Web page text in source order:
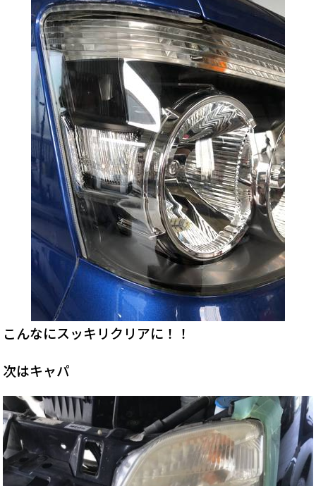
こんなにスッキリクリアに！！
次はキャパ